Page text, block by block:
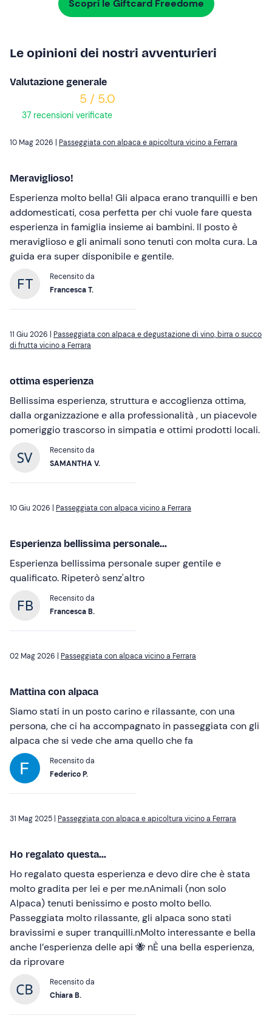
Scopri le Giftcard Freedome
Le opinioni dei nostri avventurieri
Valutazione generale
5 / 5.0
37 recensioni verificate
10 Mag 2026 | Passeggiata con alpaca e apicoltura vicino a Ferrara
Meraviglioso!
Esperienza molto bella! Gli alpaca erano tranquilli e ben
addomesticati, cosa perfetta per chi vuole fare questa
esperienza in famiglia insieme ai bambini. Il posto è
meraviglioso e gli animali sono tenuti con molta cura. La
guida era super disponibile e gentile.
Recensito da
Francesca T.
11 Giu 2026 | Passeggiata con alpaca e degustazione di vino, birra o succo
di frutta vicino a Ferrara
ottima esperienza
Bellissima esperienza, struttura e accoglienza ottima,
dalla organizzazione e alla professionalità , un piacevole
pomeriggio trascorso in simpatia e ottimi prodotti locali.
Recensito da
SAMANTHA V.
10 Giu 2026 | Passeggiata con alpaca vicino a Ferrara
Esperienza bellissima personale...
Esperienza bellissima personale super gentile e
qualificato. Ripeterò senz'altro
Recensito da
Francesca B.
02 Mag 2026 | Passeggiata con alpaca vicino a Ferrara
Mattina con alpaca
Siamo stati in un posto carino e rilassante, con una
persona, che ci ha accompagnato in passeggiata con gli
alpaca che si vede che ama quello che fa
Recensito da
Federico P.
31 Mag 2025 | Passeggiata con alpaca e apicoltura vicino a Ferrara
Ho regalato questa...
Ho regalato questa esperienza e devo dire che è stata
molto gradita per lei e per me.nAnimali (non solo
Alpaca) tenuti benissimo e posto molto bello.
Passeggiata molto rilassante, gli alpaca sono stati
bravissimi e super tranquilli.nMolto interessante e bella
anche l’esperienza delle api 🐝 nÈ una bella esperienza,
da riprovare
Recensito da
Chiara B.